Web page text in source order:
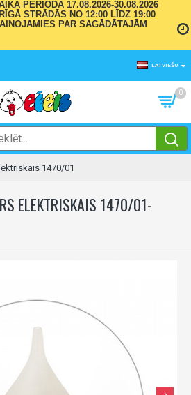
PERIODĀ 17.08.2026-30.08.2026
STRĀDĀS NO 12:00 LĪDZ 19:00
PAR SAGĀDĀTAJĀM
LATVIEŠU
0
1470/01
ELEKTRISKAIS 1470/01-